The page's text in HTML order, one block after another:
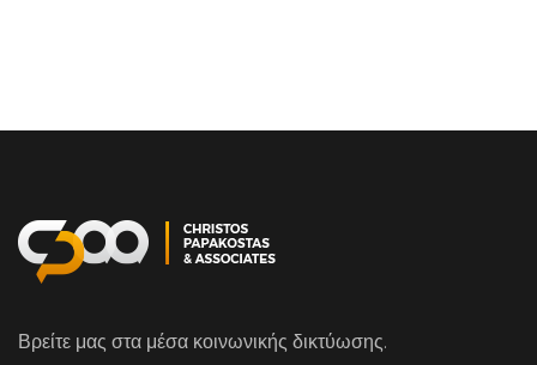
Βρείτε μας στα μέσα κοινωνικής δικτύωσης.